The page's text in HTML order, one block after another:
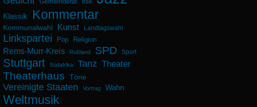
Irak
Klassik Kommentar
Kommunalwahl Kunst Landtagswahl
Linkspartei Pop Religion
Rems-Murr-Kreis Rußland SPD Sport
Stuttgart Südafrika Tanz Theater
Theaterhaus Töne
Vereinigte Staaten Vortrag Wahn
Weltmusik